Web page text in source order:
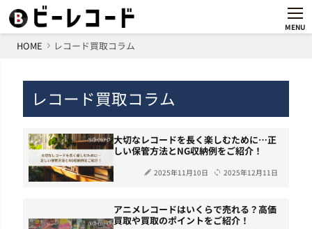
MENU
HOME レコード買取コラム
レコード買取コラム
大切なレコードを長く楽しむために…正
しい保管方法とNG収納例をご紹介！
2025年11月10日 2025年12月11日
アニメレコードはいくらで売れる？高価
買取や買取のポイントをご紹介！